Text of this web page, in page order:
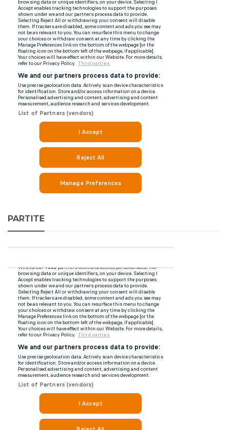
PARTITE